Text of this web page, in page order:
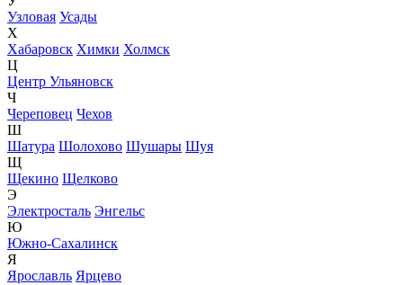
Узловая Усады
Х
Хабаровск Химки Холмск
Ц
Центр Ульяновск
Ч
Череповец Чехов
Ш
Шатура Шолохово Шушары Шуя
Щ
Щекино Щелково
Э
Электросталь Энгельс
Ю
Южно-Сахалинск
Я
Ярославль Ярцево